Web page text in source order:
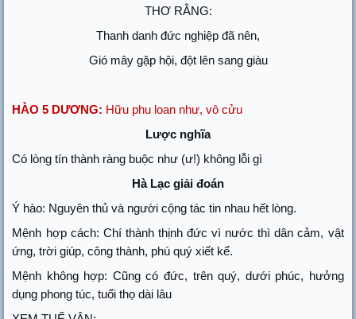
THƠ RẰNG:
Thanh danh đức nghiệp đã nên,
Gió mây gặp hội, đột lên sang giàu
HÀO 5 DƯƠNG: Hữu phu loan như, vô cửu
Lược nghĩa
Có lòng tín thành ràng buộc như (ư!) không lỗi gì
Hà Lạc giải đoán
Ý hào: Nguyên thủ và người cộng tác tin nhau hết lòng.
Mệnh hợp cách: Chí thành thịnh đức vì nước thì dân cảm, vật
ứng, trời giúp, công thành, phú quý xiết kể.
Mệnh không hợp: Cũng có đức, trên quý, dưới phúc, hưởng
dụng phong túc, tuổi thọ dài lâu